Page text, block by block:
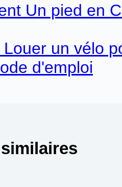
Un pied en
Louer un vélo
d'emploi